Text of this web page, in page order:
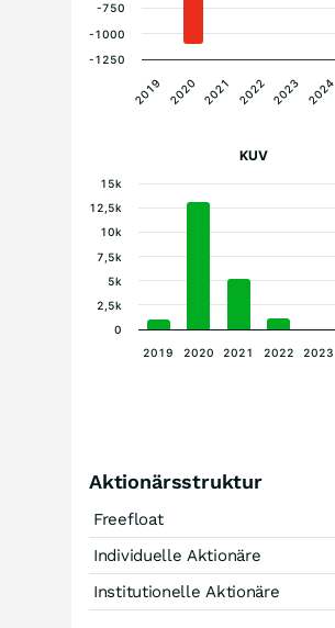
2019 2020 2021 2022 2023 2024
-1250
-1000
-750
KUV
2019 2020 2021 2022 2023
0
2,5k
5k
7,5k
10k
12,5k
15k
Aktionärsstruktur
Freefloat
Individuelle Aktionäre
Institutionelle Aktionäre